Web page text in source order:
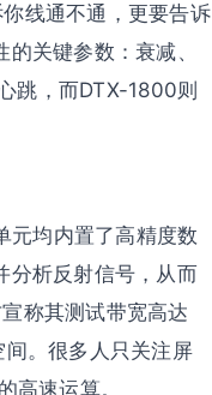
线通不通，更要告诉
关键参数：衰减、
跳，而DTX-1800则
元均内置了高精度数
分析反射信号，从而
称其测试带宽高达
。很多人只关注屏
高速运算。